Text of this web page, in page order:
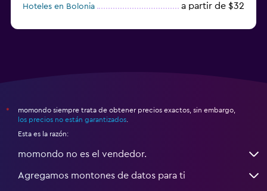
Hoteles en Bolonia a partir de $32
*
momondo siempre trata de obtener precios exactos, sin embargo,
los precios no están garantizados
Esta es la razón:
momondo no es el vendedor.
Agregamos montones de datos para ti